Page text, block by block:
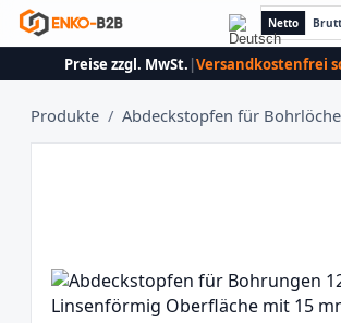
Netto
Preise zzgl. MwSt. |Versandkostenfrei
Produkte / Abdeckstopfen für